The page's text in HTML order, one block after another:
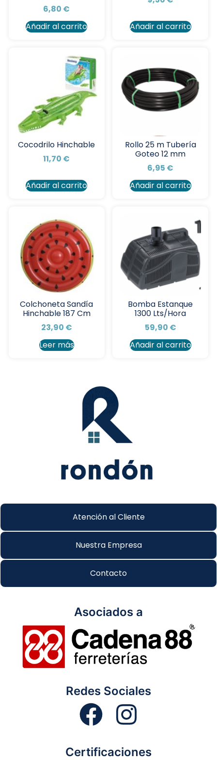
6,80 €
Añadir al carrito
Añadir al carrito
Cocodrilo Hinchable
11,70 €
Añadir al carrito
Rollo 25 m Tubería
Goteo 12 mm
6,95 €
Añadir al carrito
Colchoneta Sandía
Hinchable 187 Cm
23,90 €
Leer más
Bomba Estanque
1300 Lts/Hora
59,90 €
Añadir al carrito
Atención al Cliente
Nuestra Empresa
Contacto
Asociados a
Redes Sociales
Certificaciones